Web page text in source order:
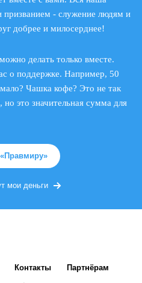
- служение людям и
добрее и милосерднее!
делать только вместе.
о поддержке. Например, 50
Чашка кофе? Это не так
это значительная сумма для
мои деньги
Контакты Партнёрам